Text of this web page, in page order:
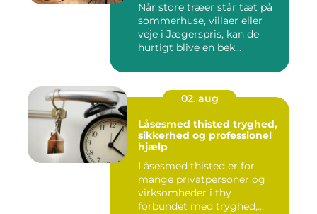
Når store træer står tæt på
sommerhuse, villaer eller
veje i Jægerspris, kan de
hurtigt blive en bek...
02. aug
Låsesmed thisted tryghed,
sikkerhed og professionel
hjælp
Låsesmed thisted er for
mange privatpersoner og
virksomheder i thy
forbundet med tryghed,